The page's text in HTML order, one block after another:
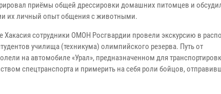
приёмы общей дрессировки домашних питомцев и
их личный опыт общения с животными.
Хакасия сотрудники ОМОН Росгвардии провели экскурсию в
училища (техникума) олимпийского резерва. Путь от
на автомобиле «Урал», предназначенном для
спецтранспорта и примерить на себя роли бойцов,